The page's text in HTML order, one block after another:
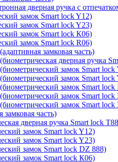
дверная ручка с
замок Smart lock Y12)
замок Smart lock Y23)
замок Smart lock К06)
замок Smart lock R06)
замковая часть)
дверная ручка
замок Smart lock
замок Smart lock
замок Smart
замок Smart lock
замок Smart
часть)
дверная ручка Smart lock
замок Smart lock Y12)
замок Smart lock Y23)
замок Smart lock DZ 888)
замок Smart lock К06)